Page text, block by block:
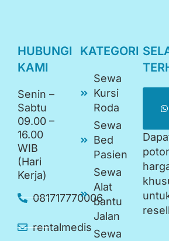
HUBUNGI
KAMI
Senin –
Sabtu
09.00 –
16.00
WIB
(Hari
Kerja)
081717770006
rentalmedis
KATEGORI
Sewa
Kursi
Roda
Sewa
Bed
Pasien
Sewa
Alat
bantu
Jalan
Sewa